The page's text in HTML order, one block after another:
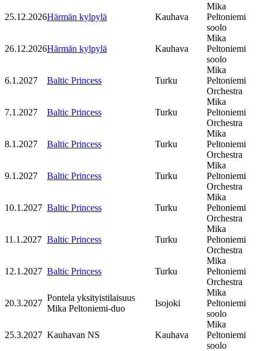
25.12.2026Härmän kylpylä Kauhava
Mika
Peltoniemi
soolo
26.12.2026Härmän kylpylä Kauhava
Mika
Peltoniemi
soolo
6.1.2027 Baltic Princess Turku
Mika
Peltoniemi
Orchestra
7.1.2027 Baltic Princess Turku
Mika
Peltoniemi
Orchestra
8.1.2027 Baltic Princess Turku
Mika
Peltoniemi
Orchestra
9.1.2027 Baltic Princess Turku
Mika
Peltoniemi
Orchestra
10.1.2027 Baltic Princess Turku
Mika
Peltoniemi
Orchestra
11.1.2027 Baltic Princess Turku
Mika
Peltoniemi
Orchestra
12.1.2027 Baltic Princess Turku
Mika
Peltoniemi
Orchestra
20.3.2027
Pontela yksityistilaisuus
Mika Peltoniemi-duo
Isojoki
Mika
Peltoniemi
soolo
25.3.2027 Kauhavan NS Kauhava
Mika
Peltoniemi
soolo